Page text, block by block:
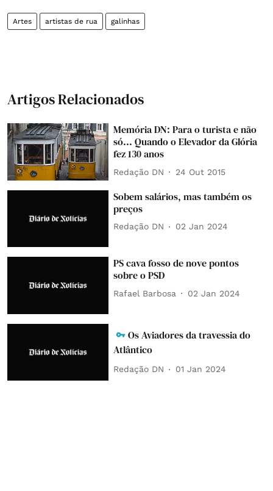
Artes artistas de rua galinhas
Artigos Relacionados
Memória DN: Para o turista e não
só... Quando o Elevador da Glória
fez 130 anos
Redação DN 24 Out 2015
Sobem salários, mas também os
preços
Redação DN 02 Jan 2024
PS cava fosso de nove pontos
sobre o PSD
Rafael Barbosa 02 Jan 2024
Os Aviadores da travessia do
Atlântico
Redação DN 01 Jan 2024